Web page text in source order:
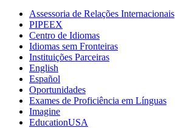
Assessoria de Relações Internacionais
PIPEEX
Centro de Idiomas
Idiomas sem Fronteiras
Instituições Parceiras
English
Español
Oportunidades
Exames de Proficiência em Línguas
Imagine
EducationUSA